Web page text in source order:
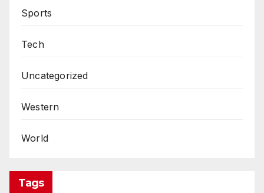
Sports
Tech
Uncategorized
Western
World
Tags